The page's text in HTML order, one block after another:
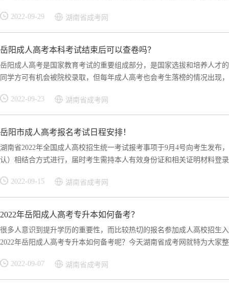
2022-09-29 湖南省成考网
岳阳成人高考本科考试结束后可以查卷吗？
岳阳成人高考是国家教育考试的重要组成部分，是国家选拔和培养人才
同学方可有机会被院校录取，但每年成人高考也会考生落榜的情况出现
2022-09-23 湖南省成考网
岳阳市成人高考报名考试日程安排！
湖南省2022年全国成人高校招生统一考试报考事项于9月4号向考生发布
认）相结合方式进行，届时考生需持本人有效身份证和相关证明材料登
2022-09-15 湖南省成考网
2022年岳阳成人高考专升本如何备考？
很多人意识到提升学历的重要性，而比较热切的报名参加成人高校招生
2022年岳阳成人高考专升本如何备考呢？今天湖南省成考网就特为大家
2022-09-07 湖南省成考网